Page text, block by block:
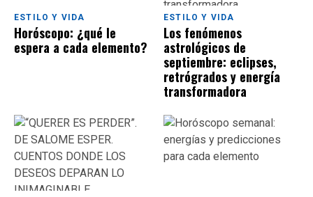
ESTILO Y VIDA
Horóscopo: ¿qué le
espera a cada elemento?
ESTILO Y VIDA
Los fenómenos
astrológicos de
septiembre: eclipses,
retrógrados y energía
transformadora